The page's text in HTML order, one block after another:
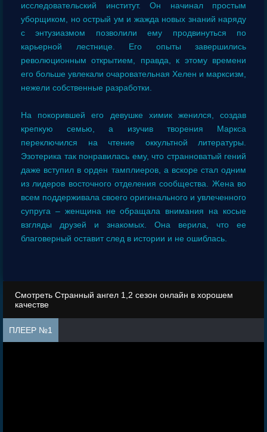
исследовательский институт. Он начинал простым
уборщиком, но острый ум и жажда новых знаний наряду
с энтузиазмом позволили ему продвинуться по
карьерной лестнице. Его опыты завершились
революционным открытием, правда, к этому времени
его больше увлекали очаровательная Хелен и марксизм,
нежели собственные разработки.
На покорившей его девушке химик женился, создав
крепкую семью, а изучив творения Маркса
переключился на чтение оккультной литературы.
Эзотерика так понравилась ему, что странноватый гений
даже вступил в орден тамплиеров, а вскоре стал одним
из лидеров восточного отделения сообщества. Жена во
всем поддерживала своего оригинального и увлеченного
супруга – женщина не обращала внимания на косые
взгляды друзей и знакомых. Она верила, что ее
благоверный оставит след в истории и не ошиблась.
Смотреть Странный ангел 1,2 сезон онлайн в хорошем
качестве
ПЛЕЕР №1